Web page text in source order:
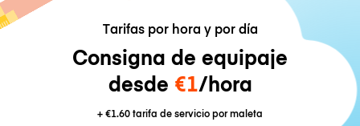
Tarifas por hora y por día
Consigna de equipaje
desde €1/hora
+€1.60tarifa de servicio por maleta